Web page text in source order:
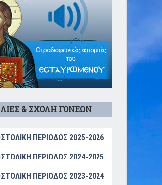
& ΣΧΟΛΗ ΓΟΝΕΩΝ
ΠΕΡΙΟΔΟΣ 2025-2026
ΠΕΡΙΟΔΟΣ 2024-2025
ΠΕΡΙΟΔΟΣ 2023-2024